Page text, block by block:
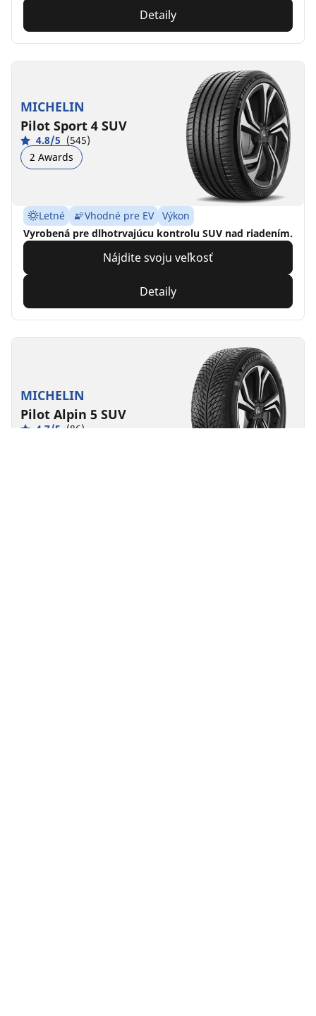
Detaily
MICHELIN
Pilot Sport 4 SUV
4.8/5 (545)
2 Awards
Letné Vhodné pre EV
Výkon
Vyrobená pre dlhotrvajúcu kontrolu SUV nad riadením.
Nájdite svoju veľkosť
Detaily
MICHELIN
Pilot Alpin 5 SUV
4.7/5 (86)